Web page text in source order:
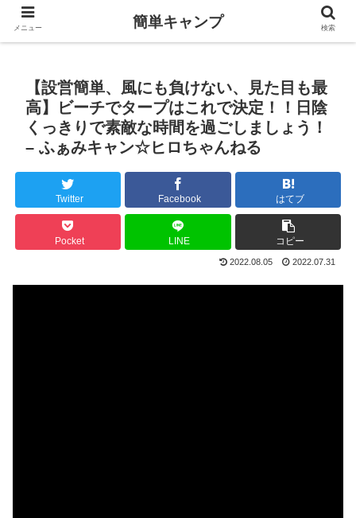
【設営簡単、風にも負けない、見た目も最
高】ビーチでタープはこれで決定！！日陰
くっきりで素敵な時間を過ごしましょう！
– ふぁみキャン☆ヒロちゃんねる
Twitter Facebook はてブ
Pocket LINE コピー
2022.08.05 2022.07.31
メニュー 簡単キャンプ 検索